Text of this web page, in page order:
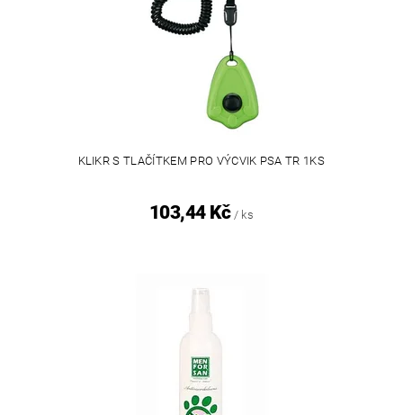
KLIKR S TLAČÍTKEM PRO VÝCVIK PSA TR 1KS
103,44 Kč / ks